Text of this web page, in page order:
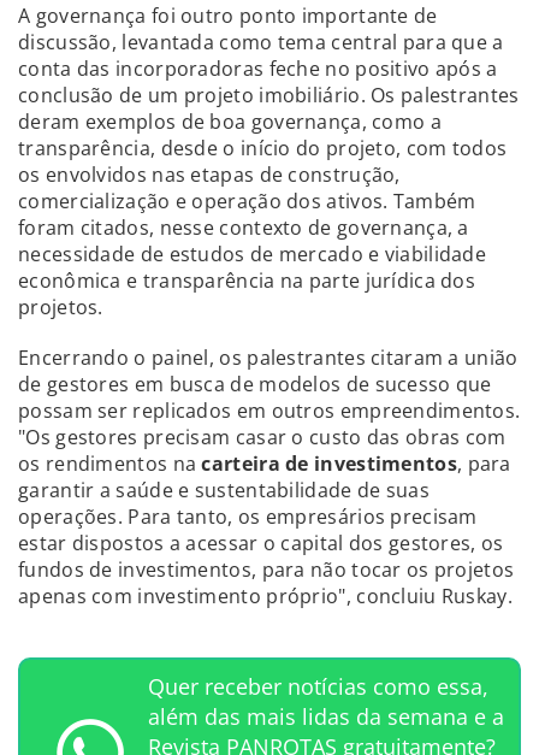
A governança foi outro ponto importante de
discussão, levantada como tema central para que a
conta das incorporadoras feche no positivo após a
conclusão de um projeto imobiliário. Os palestrantes
deram exemplos de boa governança, como a
transparência, desde o início do projeto, com todos
os envolvidos nas etapas de construção,
comercialização e operação dos ativos. Também
foram citados, nesse contexto de governança, a
necessidade de estudos de mercado e viabilidade
econômica e transparência na parte jurídica dos
projetos.
Encerrando o painel, os palestrantes citaram a união
de gestores em busca de modelos de sucesso que
possam ser replicados em outros empreendimentos.
"Os gestores precisam casar o custo das obras com
os rendimentos nacarteira de investimentos, para
garantir a saúde e sustentabilidade de suas
operações. Para tanto, os empresários precisam
estar dispostos a acessar o capital dos gestores, os
fundos de investimentos, para não tocar os projetos
apenas com investimento próprio", concluiu Ruskay.
Quer receber notícias como essa,
além das mais lidas da semana e a
Revista PANROTAS gratuitamente?